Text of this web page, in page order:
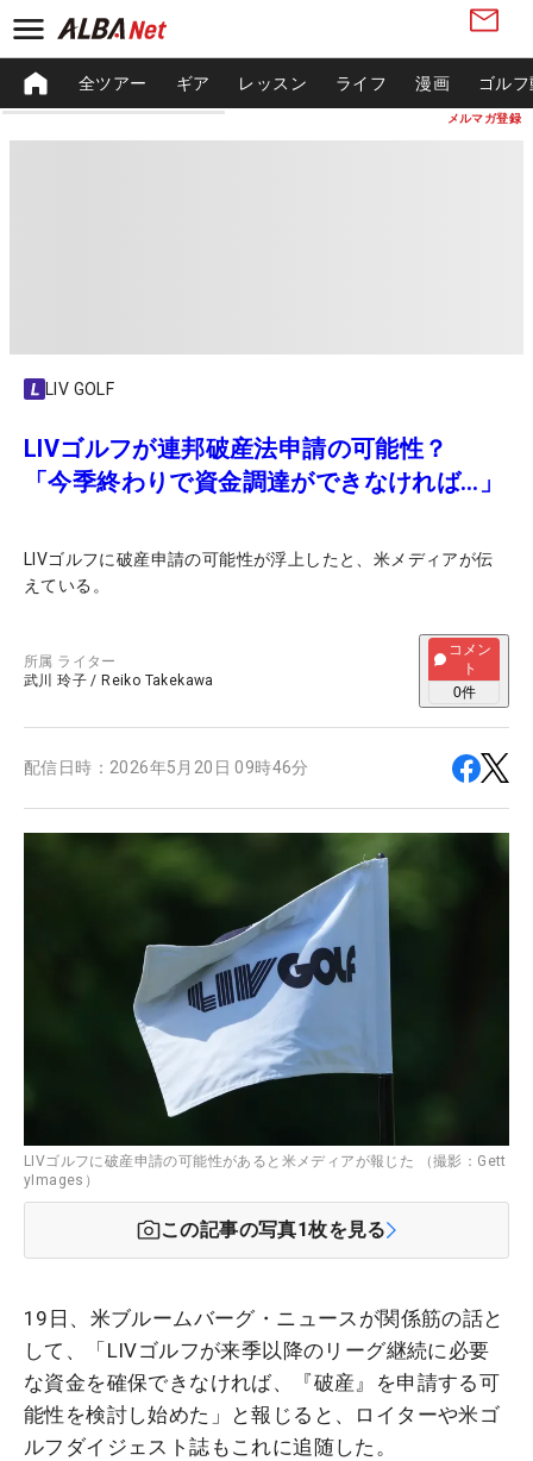
メルマガ登録
全ツアー ギア レッスン ライフ 漫画 ゴル
LIV GOLF
LIVゴルフが連邦破産法申請の可能性？
「今季終わりで資金調達ができなければ…」
LIVゴルフに破産申請の可能性が浮上したと、米メディアが伝
えている。
所属 ライター
武川 玲子 / Reiko Takekawa
コメン
ト
0件
配信日時： 2026年5月20日 09時46分
LIVゴルフに破産申請の可能性があると米メディアが報じた （撮影：Gett
yImages）
この記事の写真1枚を見る
19日、米ブルームバーグ・ニュースが関係筋の話と
して、「LIVゴルフが来季以降のリーグ継続に必要
な資金を確保できなければ、『破産』を申請する可
能性を検討し始めた」と報じると、ロイターや米ゴ
ルフダイジェスト誌もこれに追随した。